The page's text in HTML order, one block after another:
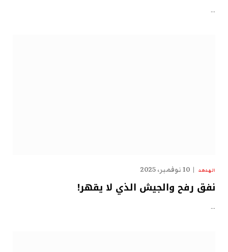
…
الهدهد 10 نوفمبر، 2025
نفق رفح والجيش الذي لا يقهر!
…